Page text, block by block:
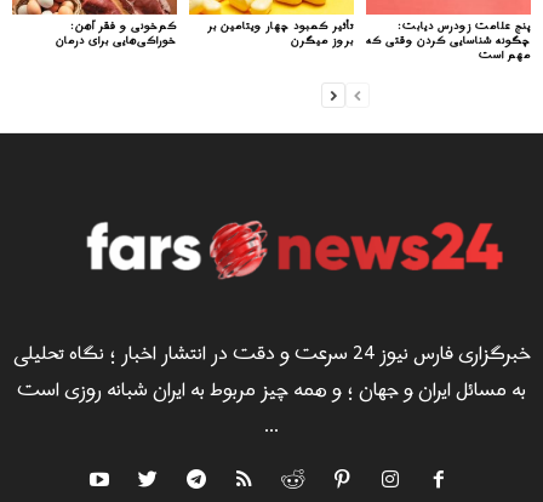
کم‌خونی و فقر آهن:
خوراکی‌هایی برای درمان
تأثیر کمبود چهار ویتامین بر
بروز میگرن
پنج علامت زودرس دیابت:
چگونه شناسایی کردن وقتی که
مهم است
خبرگزاری فارس نیوز 24 سرعت و دقت در انتشار اخبار ؛ نگاه تحلیلی
به مسائل ایران و جهان ؛ و همه چیز مربوط به ایران شبانه روزی است
...